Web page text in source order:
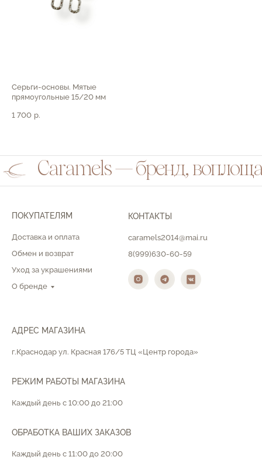
Серьги-основы. Мятые
прямоугольные 15/20 мм
1 700 р.
ПОКУПАТЕЛЯМ
Доставка и оплата
Обмен и возврат
Уход за украшениями
О бренде
КОНТАКТЫ
caramels2014@mai.ru
8(999)630-60-59
АДРЕС МАГАЗИНА
г.Краснодар ул. Красная 176/5 ТЦ «Центр города»
ОБРАБОТКА ВАШИХ ЗАКАЗОВ
Каждый день с 11:00 до 20:00
РЕЖИМ РАБОТЫ МАГАЗИНА
Каждый день с 10:00 до 21:00
Caramels — бренд,